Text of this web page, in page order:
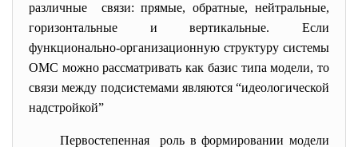
различные связи: прямые, обратные, нейтральные,
горизонтальные и вертикальные. Если
функционально-организационную структуру системы
ОМС можно рассматривать как базис типа модели, то
связи между подсистемами являются “идеологической
надстройкой”
Первостепенная роль в формировании модели